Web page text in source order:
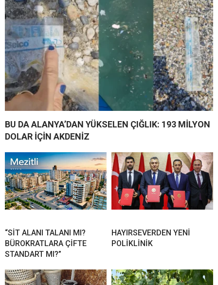
BU DA ALANYA’DAN YÜKSELEN ÇIĞLIK: 193 MİLYON
DOLAR İÇİN AKDENİZ
“SİT ALANI TALANI MI?
BÜROKRATLARA ÇİFTE
STANDART MI?”
HAYIRSEVERDEN YENİ
POLİKLİNİK